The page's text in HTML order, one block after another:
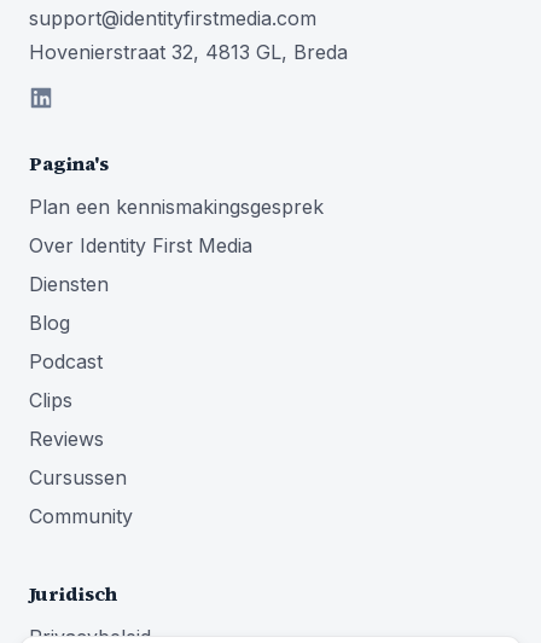
support@identityfirstmedia.com
Hovenierstraat 32, 4813 GL, Breda
Pagina's
Plan een kennismakingsgesprek
Over Identity First Media
Diensten
Blog
Podcast
Clips
Reviews
Cursussen
Community
Juridisch
Privacybeleid